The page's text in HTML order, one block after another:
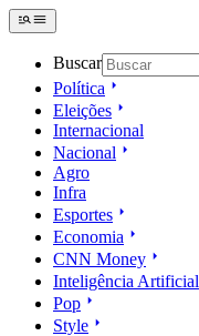
Buscar
Política
Eleições
Internacional
Nacional
Agro
Infra
Esportes
Economia
CNN Money
Inteligência Artificial
Pop
Style